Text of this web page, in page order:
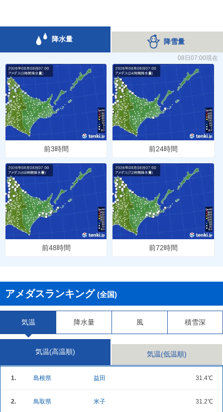
降水量 降雪量
08日07:00現在
前3時間 前24時間
前48時間 前72時間
アメダスランキング (全国)
気温 降水量 風 積雪深
気温(高温順) 気温(低温順)
1. 島根県 益田 31.4℃
2. 鳥取県 米子 31.2℃